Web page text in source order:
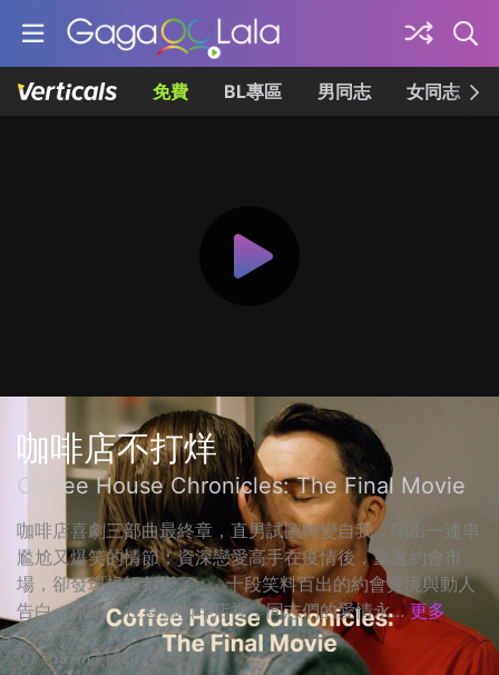
免費 BL專區 男同志 女同志
咖啡店不打烊
Coffee House Chronicles: The Final Movie
咖啡店喜劇三部曲最終章，直男試圖轉變自我，鬧出一連串
尷尬又爆笑的情節；資深戀愛高手在疫情後，重返約會市
場，卻發現規矩都變了...。十段笑料百出的約會實境與動人
告白，原來，在這個咖啡店裡，同志們的愛情永... 更多
1h37m美國2024